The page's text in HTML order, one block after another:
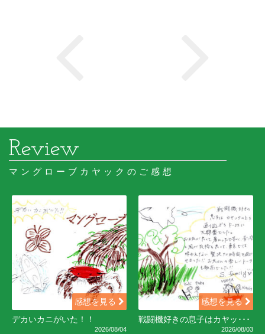
マングローブカヤックのご感想
感想を見る
デカいカニがいた！！
2026/08/04
感想を見る
戦闘機好きの息子はカヤッ･･･
2026/08/03